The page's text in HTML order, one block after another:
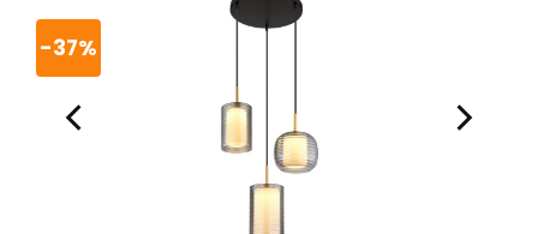
-37%